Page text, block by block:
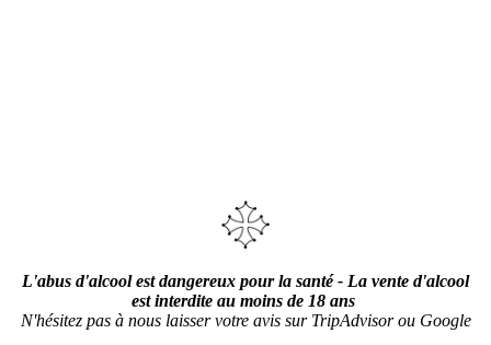
L'abus d'alcool est dangereux pour la santé - La vente d'alcool
est interdite au moins de 18 ans
N'hésitez pas à nous laisser votre avis sur TripAdvisor ou Google